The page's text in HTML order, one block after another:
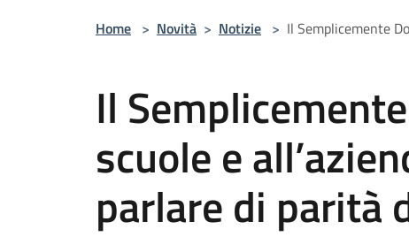
Home > Novità > Notizie > Il Semplicemente
Il
scuole e
parlare di parità